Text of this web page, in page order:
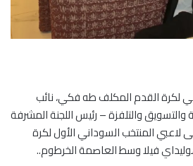
لكرة القدم المكلف طه فكي، نائب
والتسويق والتلفزة – رئيس اللجنة المشرفة
لاعبي المنتخب السوداني الأول لكرة
فيلا وسط العاصمة الخرطوم..